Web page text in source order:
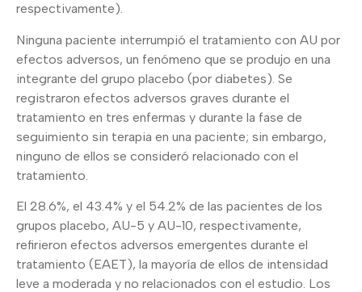
respectivamente).
Ninguna paciente interrumpió el tratamiento con AU por
efectos adversos, un fenómeno que se produjo en una
integrante del grupo placebo (por diabetes). Se
registraron efectos adversos graves durante el
tratamiento en tres enfermas y durante la fase de
seguimiento sin terapia en una paciente; sin embargo,
ninguno de ellos se consideró relacionado con el
tratamiento.
El 28.6%, el 43.4% y el 54.2% de las pacientes de los
grupos placebo, AU-5 y AU-10, respectivamente,
refirieron efectos adversos emergentes durante el
tratamiento (EAET), la mayoría de ellos de intensidad
leve a moderada y no relacionados con el estudio. Los